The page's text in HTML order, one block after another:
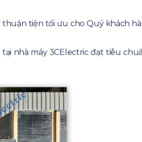
tiện tối ưu cho Quý khách
tại nhà máy 3CElectric đạt tiêu